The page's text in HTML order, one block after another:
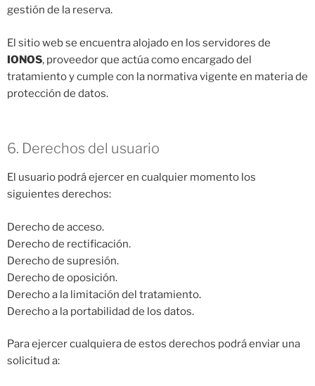
gestión de la reserva.
El sitio web se encuentra alojado en los servidores de
IONOS, proveedor que actúa como encargado del
tratamiento y cumple con la normativa vigente en materia de
protección de datos.
6. Derechos del usuario
El usuario podrá ejercer en cualquier momento los
siguientes derechos:
Derecho de acceso.
Derecho de rectificación.
Derecho de supresión.
Derecho de oposición.
Derecho a la limitación del tratamiento.
Derecho a la portabilidad de los datos.
Para ejercer cualquiera de estos derechos podrá enviar una
solicitud a: